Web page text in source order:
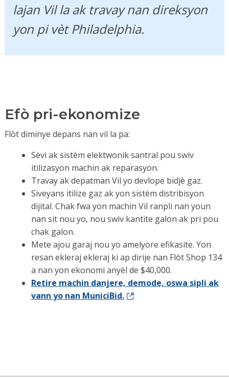
lajan Vil la ak travay nan direksyon
yon pi vèt Philadelphia.
Efò pri-ekonomize
Flòt diminye depans nan vil la pa:
Sèvi ak sistèm elektwonik santral pou swiv
itilizasyon machin ak reparasyon.
Travay ak depatman Vil yo devlope bidjè gaz.
Siveyans itilize gaz ak yon sistèm distribisyon
dijital. Chak fwa yon machin Vil ranpli nan youn
nan sit nou yo, nou swiv kantite galon ak pri pou
chak galon.
Mete ajou garaj nou yo amelyore efikasite. Yon
resan ekleraj ekleraj ki ap dirije nan Flòt Shop 134
a nan yon ekonomi anyèl de $40,000.
Retire machin danjere, demode, oswa sipli ak
vann yo nan MuniciBid.